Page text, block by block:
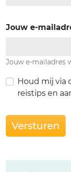
Jouw e-
Jouw e-mailadres
Houd mij via
reistips en
Versturen